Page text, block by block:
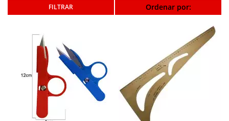
Ordenar por: